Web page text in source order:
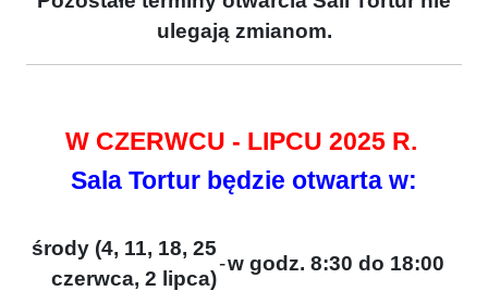
ulegają zmianom.
W CZERWCU - LIPCU 2025 R.
Sala Tortur będzie otwarta w:
środy (4, 11, 18, 25
czerwca, 2 lipca)
-w godz. 8:30 do 18:00